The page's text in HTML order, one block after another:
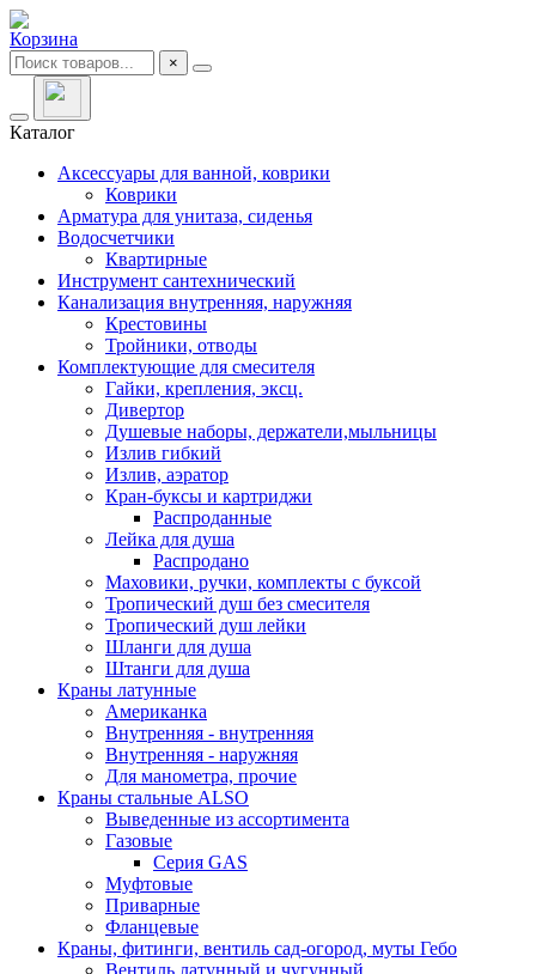
Корзина
×
Каталог
Аксессуары для ванной, коврики
Коврики
Арматура для унитаза, сиденья
Водосчетчики
Квартирные
Инструмент сантехнический
Канализация внутренняя, наружняя
Крестовины
Тройники, отводы
Комплектующие для смесителя
Гайки, крепления, эксц.
Дивертор
Душевые наборы, держатели,мыльницы
Излив гибкий
Излив, аэратор
Кран-буксы и картриджи
Распроданные
Лейка для душа
Распродано
Маховики, ручки, комплекты с буксой
Тропический душ без смесителя
Тропический душ лейки
Шланги для душа
Штанги для душа
Краны латунные
Американка
Внутренняя - внутренняя
Внутренняя - наружняя
Для манометра, прочие
Краны стальные ALSO
Выведенные из ассортимента
Газовые
Серия GAS
Муфтовые
Приварные
Фланцевые
Краны, фитинги, вентиль сад-огород, муты Гебо
Вентиль латунный и чугунный